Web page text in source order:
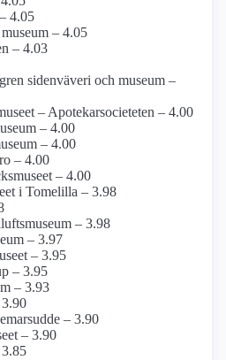
4.05
– 4.05
– 4.03
sidenväveri och museum –
– Apotekar­societeten – 4.00
– 4.00
– 4.00
– 4.00
– 4.00
i Tomelilla – 3.98
– 3.98
– 3.97
– 3.95
– 3.95
– 3.93
– 3.90
– 3.90